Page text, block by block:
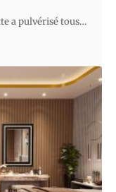
a pulvérisé tous…